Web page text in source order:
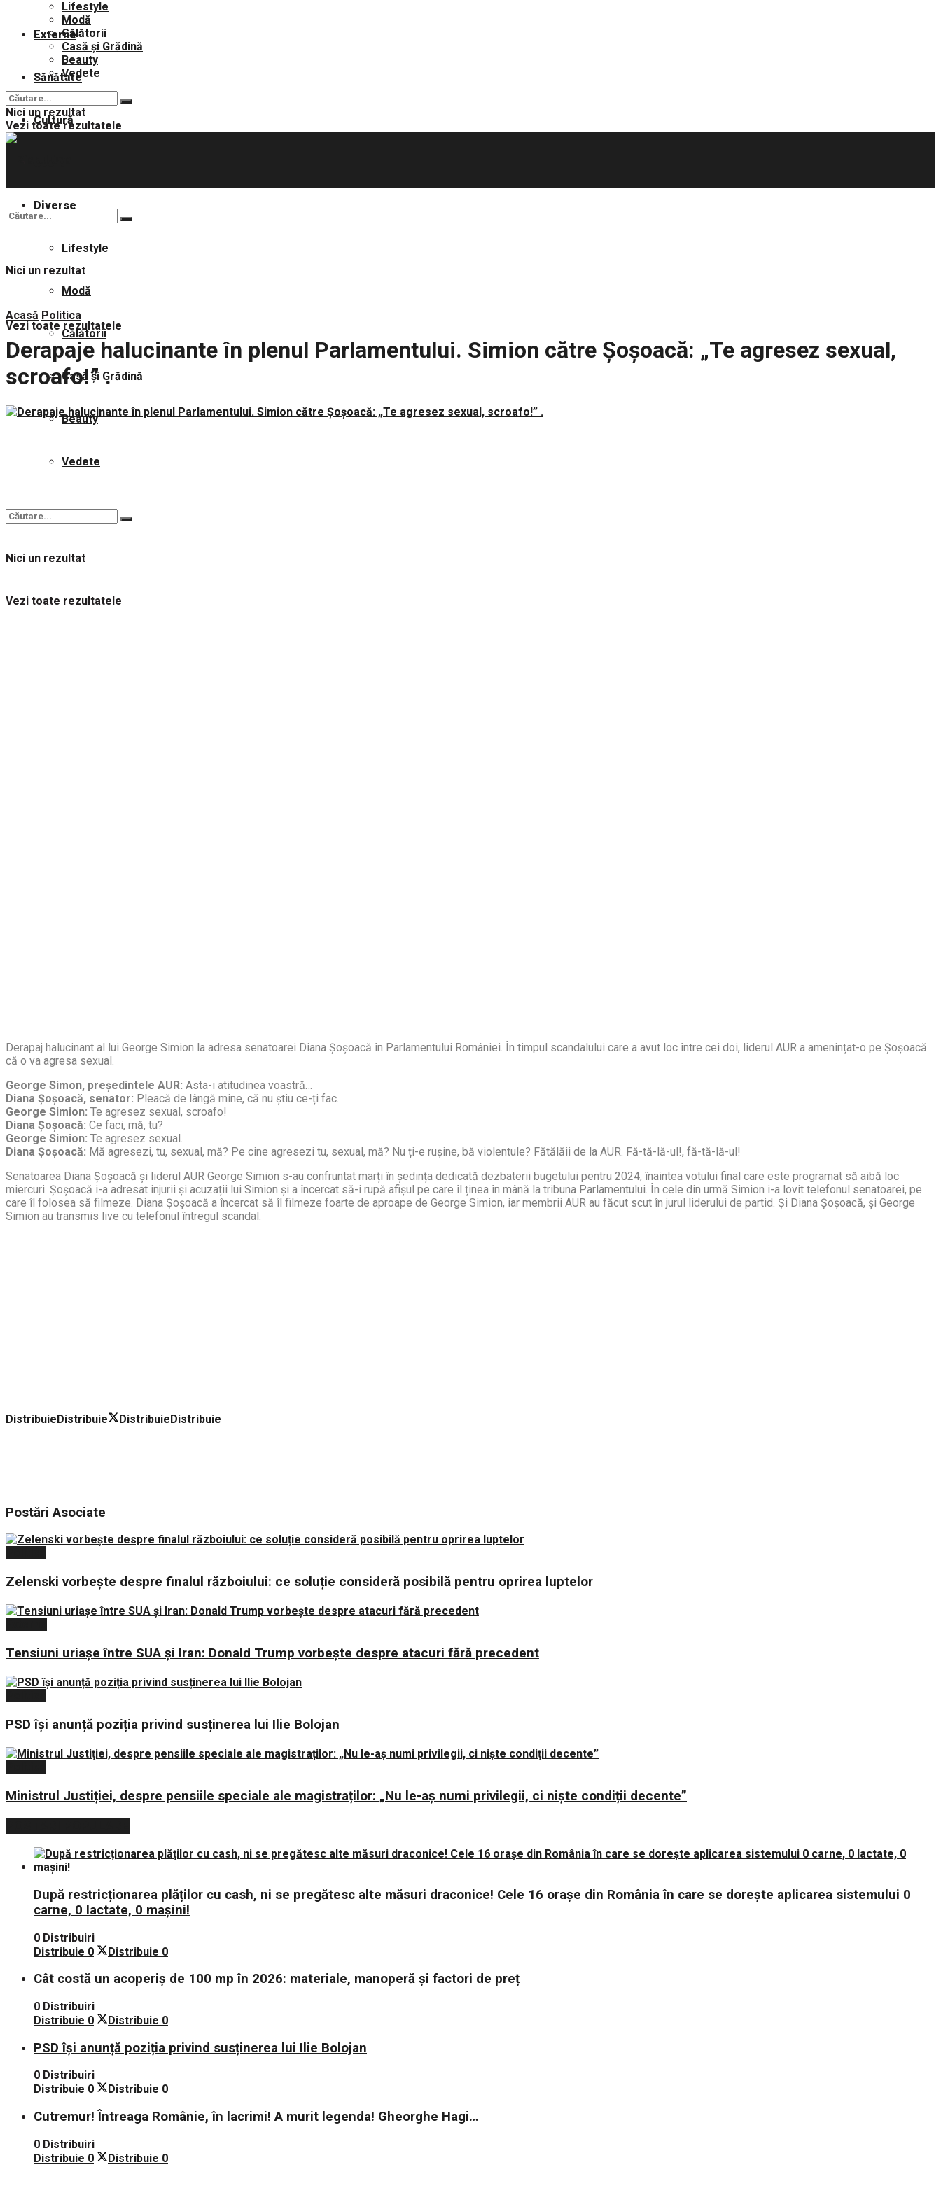
Externe
Sănătate
Cultură
Diverse
Lifestyle
Modă
Călătorii
Casă și Grădină
Beauty
Vedete
Nici un rezultat
Vezi toate rezultatele
Lifestyle
Modă
Călătorii
Casă și Grădină
Beauty
Vedete
Nici un rezultat
Vezi toate rezultatele
Nici un rezultat
Vezi toate rezultatele
Acasă Politica
Derapaje halucinante în plenul Parlamentului. Simion către Șoșoacă: „Te agresez sexual,
scroafo!” .
Derapaj halucinant al lui George Simion la adresa senatoarei Diana Șoșoacă în Parlamentului României. În timpul scandalului care a avut loc între cei doi, liderul AUR a amenințat-o pe Șoșoacă
că o va agresa sexual.
George Simon, președintele AUR: Asta-i atitudinea voastră…
Diana Șoșoacă, senator: Pleacă de lângă mine, că nu știu ce-ți fac.
George Simion: Te agresez sexual, scroafo!
Diana Șoșoacă: Ce faci, mă, tu?
George Simion: Te agresez sexual.
Diana Șoșoacă: Mă agresezi, tu, sexual, mă? Pe cine agresezi tu, sexual, mă? Nu ți-e rușine, bă violentule? Fătălăii de la AUR. Fă-tă-lă-ul!, fă-tă-lă-ul!
Senatoarea Diana Șoșoacă și liderul AUR George Simion s-au confruntat marți în ședința dedicată dezbaterii bugetului pentru 2024, înaintea votului final care este programat să aibă loc
miercuri. Șoșoacă i-a adresat injurii și acuzații lui Simion și a încercat să-i rupă afișul pe care îl ținea în mână la tribuna Parlamentului. În cele din urmă Simion i-a lovit telefonul senatoarei, pe
care îl folosea să filmeze. Diana Șoșoacă a încercat să îl filmeze foarte de aproape de George Simion, iar membrii AUR au făcut scut în jurul liderului de partid. Și Diana Șoșoacă, și George
Simion au transmis live cu telefonul întregul scandal.
DistribuieDistribuie DistribuieDistribuie
PostăriAsociate
Zelenski vorbește despre finalul războiului: ce soluție consideră posibilă pentru oprirea luptelor
Tensiuni uriașe între SUA și Iran: Donald Trump vorbește despre atacuri fără precedent
PSD își anunță poziția privind susținerea lui Ilie Bolojan
Ministrul Justiției, despre pensiile speciale ale magistraților: „Nu le-aș numi privilegii, ci niște condiții decente”
După restricționarea plăților cu cash, ni se pregătesc alte măsuri draconice! Cele 16 orașe din România în care se dorește aplicarea sistemului 0
carne, 0 lactate, 0 mașini!
0 Distribuiri
Distribuie 0 Distribuie 0
Cât costă un acoperiș de 100 mp în 2026: materiale, manoperă și factori de preț
0 Distribuiri
Distribuie 0 Distribuie 0
PSD își anunță poziția privind susținerea lui Ilie Bolojan
0 Distribuiri
Distribuie 0 Distribuie 0
Cutremur! Întreaga Românie, în lacrimi! A murit legenda! Gheorghe Hagi…
0 Distribuiri
Distribuie 0 Distribuie 0